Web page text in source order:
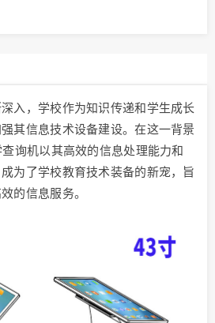
入，学校作为知识传递和学生成长
其信息技术设备建设。在这一背景
询机以其高效的信息处理能力和
为了学校教育技术装备的新宠，旨
的信息服务。